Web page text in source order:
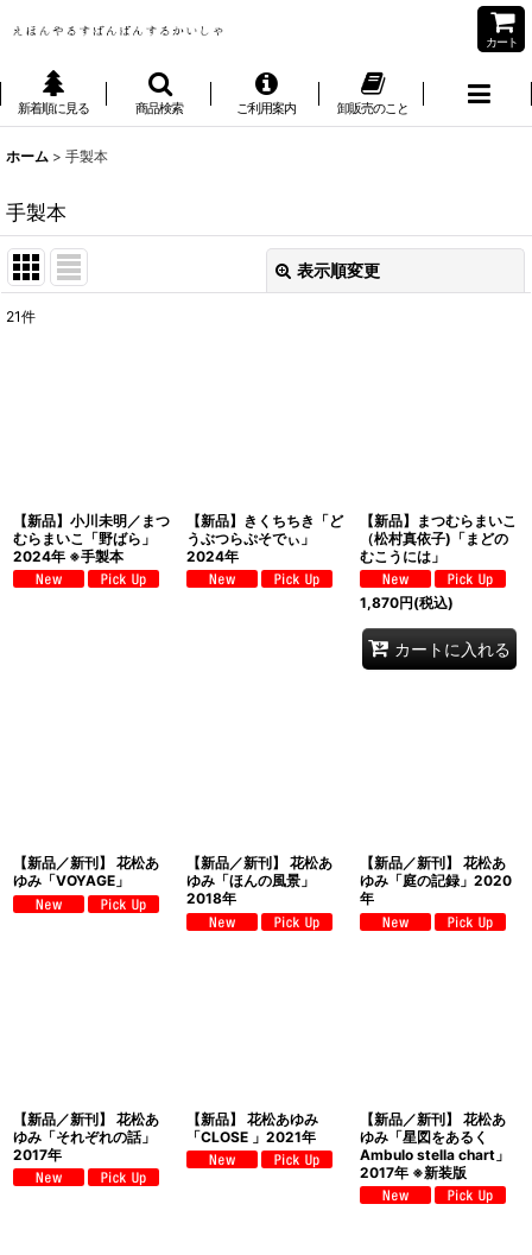
カート
新着順に見る 商品検索 ご利用案内 卸販売のこと
ホーム > 手製本
手製本
表示順変更
21件
【新品】小川未明／まつ
むらまいこ「野ばら」
2024年 ※手製本
【新品】きくちちき「ど
うぶつらぷそでぃ」
2024年
【新品】まつむらまいこ
（松村真依子)「まどの
むこうには」
1,870円(税込)
カートに入れる
【新品／新刊】 花松あ
ゆみ「VOYAGE」
【新品／新刊】 花松あ
ゆみ「ほんの風景」
2018年
【新品／新刊】 花松あ
ゆみ「庭の記録」2020
年
【新品／新刊】 花松あ
ゆみ「それぞれの話」
2017年
【新品】 花松あゆみ
「CLOSE 」2021年
【新品／新刊】 花松あ
ゆみ「星図をあるく
Ambulo stella chart」
2017年 ※新装版